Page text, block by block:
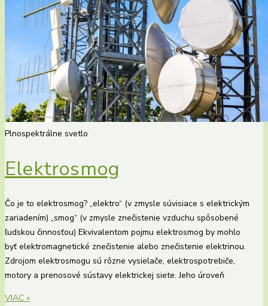
Plnospektrálne svetlo
Elektrosmog
Čo je to elektrosmog? „elektro“ (v zmysle súvisiace s elektrickým
zariadením) „smog“ (v zmysle znečistenie vzduchu spôsobené
ľudskou činnosťou) Ekvivalentom pojmu elektrosmog by mohlo
byť elektromagnetické znečistenie alebo znečistenie elektrinou.
Zdrojom elektrosmogu sú rôzne vysielače, elektrospotrebiče,
motory a prenosové sústavy elektrickej siete. Jeho úroveň
VIAC »